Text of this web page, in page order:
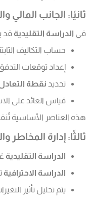
ثانيًا: الجانب المالي
في الدراسة التقليدية قد
حساب التكاليف
إعداد توقعات
تحديد نقطة
قياس العائد على
هذه العناصر الأساسية
ثالثًا: إدارة المخاطر
الدراسة التقليدية
الدراسة الاحترافية
يتم تحليل تأثير